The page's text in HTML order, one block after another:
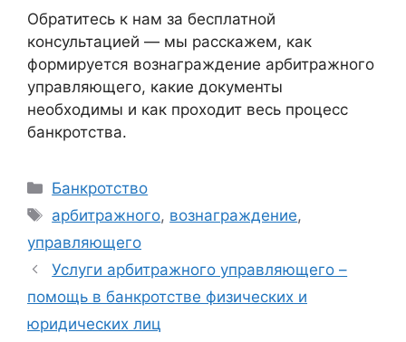
Обратитесь к нам за бесплатной
консультацией — мы расскажем, как
формируется вознаграждение арбитражного
управляющего, какие документы
необходимы и как проходит весь процесс
банкротства.
Рубрики
Банкротство
Метки
арбитражного, вознаграждение,
управляющего
Услуги арбитражного управляющего –
помощь в банкротстве физических и
юридических лиц